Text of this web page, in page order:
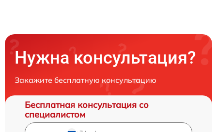
Нужна консультация?
Закажите бесплатную консультацию
Бесплатная консультация со
специалистом